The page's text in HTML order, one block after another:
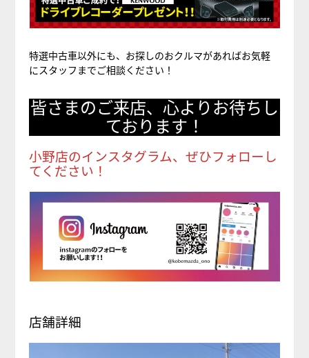
特選中古車以外にも、お探しのおクルマがあればお気軽
にスタッフまでご相談ください！
皆さまのご来店、心よりお待ちし
ております！
小野店のインスタグラム、ぜひフォローし
てください！
店舗詳細